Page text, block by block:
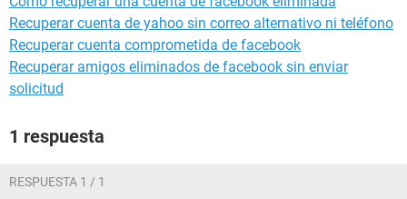
Recuperar cuenta de yahoo sin correo alternativo ni teléfono
Recuperar cuenta comprometida de facebook
Recuperar amigos eliminados de facebook sin enviar
solicitud
1 respuesta
RESPUESTA 1 / 1